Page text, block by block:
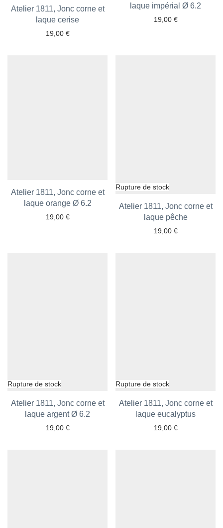
Atelier 1811, Jonc corne et
laque cerise
19,00 €
Ajouter aux favoris
laque impérial Ø 6.2
19,00 €
Ajouter aux favoris
Atelier 1811, Jonc corne et
laque orange Ø 6.2
19,00 €
Ajouter aux favoris
Atelier 1811, Jonc corne et
laque pêche
19,00 €
Ajouter aux favoris
Atelier 1811, Jonc corne et
laque argent Ø 6.2
19,00 €
Ajouter aux favoris
Atelier 1811, Jonc corne et
laque eucalyptus
19,00 €
Ajouter aux favoris